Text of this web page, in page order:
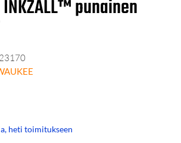
punainen
heti toimitukseen